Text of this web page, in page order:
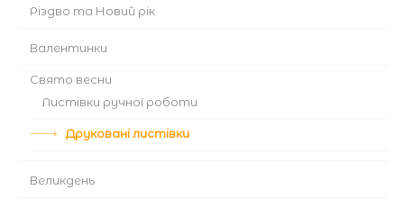
Різдво та Новий рік
Валентинки
Cвято весни
Листівки ручної роботи
Друковані листівки
Великдень